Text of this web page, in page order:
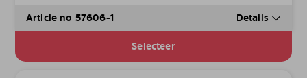
Article no 57606-1 Details
Selecteer